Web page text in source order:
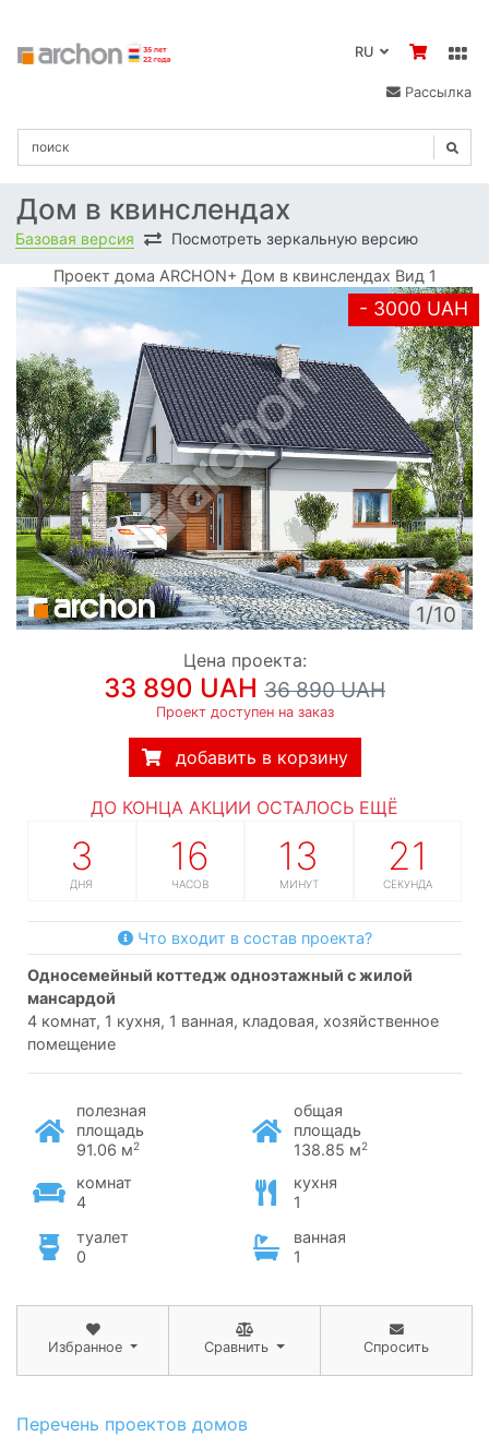
Рассылка
Дом в квинслендах
Базовая версия Посмотреть зеркальную версию
Проект дома ARCHON+ Дом в квинслендах Вид 1
- 3000 UAH
1/10
Цена проекта:
33 890 UAH 36 890 UAH
Проект доступен на заказ
добавить в корзину
ДО КОНЦА АКЦИИ ОСТАЛОСЬ ЕЩЁ
3
ДНЯ
16
ЧАСОВ
13
МИНУТ
20
СЕКУНД
Что входит в состав проекта?
односемейный коттедж одноэтажный с жилой
мансардой
4 комнат, 1 кухня, 1 ванная, кладовая, хозяйственное
помещение
полезная
площадь
91.06 м2
общая
площадь
138.85 м2
комнат
4
кухня
1
туалет
0
ванная
1
Избранное Сравнить Спросить
Перечень проектов домов